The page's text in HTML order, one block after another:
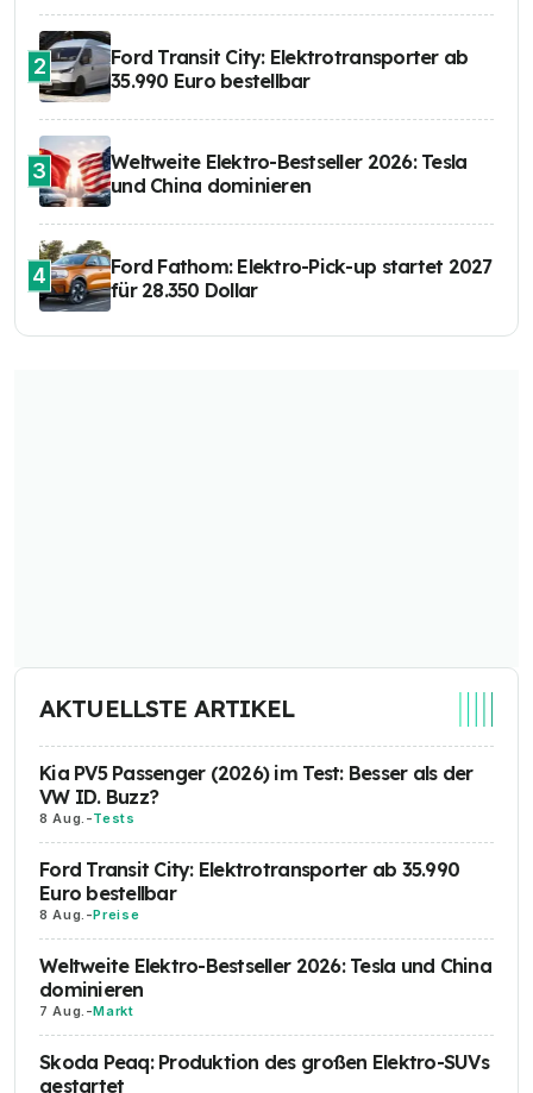
2
Ford Transit City: Elektrotransporter ab
35.990 Euro bestellbar
3
Weltweite Elektro-Bestseller 2026: Tesla
und China dominieren
4
Ford Fathom: Elektro-Pick-up startet 2027
für 28.350 Dollar
AKTUELLSTE ARTIKEL
Kia PV5 Passenger (2026) im Test: Besser als der
VW ID. Buzz?
8 Aug. -Tests
Ford Transit City: Elektrotransporter ab 35.990
Euro bestellbar
8 Aug. -Preise
Weltweite Elektro-Bestseller 2026: Tesla und China
dominieren
7 Aug. -Markt
Skoda Peaq: Produktion des großen Elektro-SUVs
gestartet